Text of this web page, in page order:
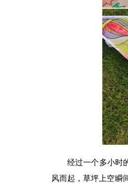
经过一个多小时
风而起，草坪 上空